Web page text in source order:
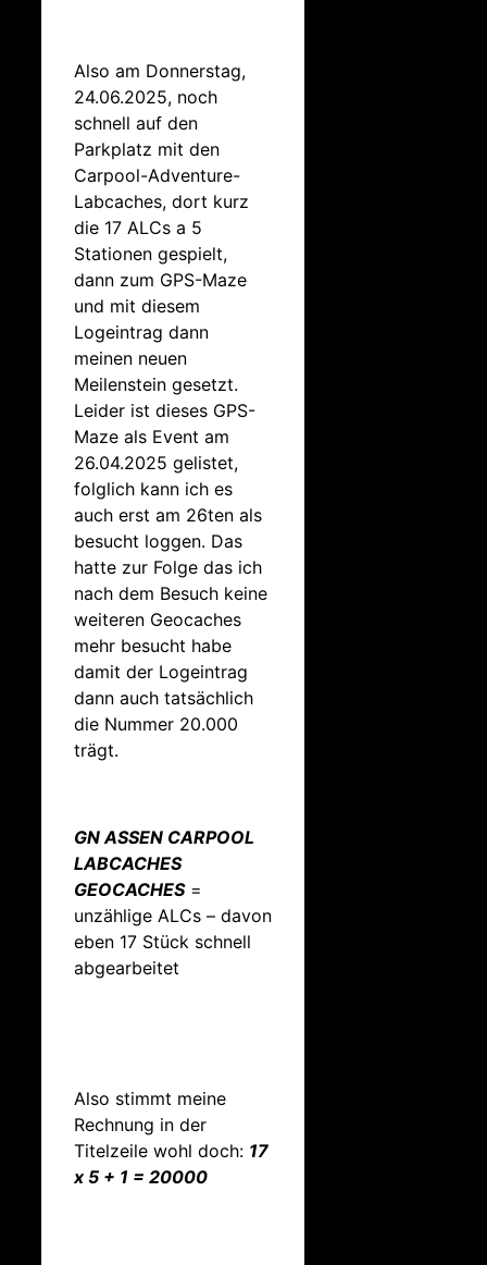
Also am Donnerstag,
24.06.2025, noch
schnell auf den
Parkplatz mit den
Carpool-Adventure-
Labcaches, dort kurz
die 17 ALCs a 5
Stationen gespielt,
dann zum GPS-Maze
und mit diesem
Logeintrag dann
meinen neuen
Meilenstein gesetzt.
Leider ist dieses GPS-
Maze als Event am
26.04.2025 gelistet,
folglich kann ich es
auch erst am 26ten als
besucht loggen. Das
hatte zur Folge das ich
nach dem Besuch keine
weiteren Geocaches
mehr besucht habe
damit der Logeintrag
dann auch tatsächlich
die Nummer 20.000
trägt.
GN ASSEN CARPOOL
LABCACHES
GEOCACHES=
unzählige ALCs – davon
eben 17 Stück schnell
abgearbeitet
Also stimmt meine
Rechnung in der
Titelzeile wohl doch: 17
x 5 + 1 = 20000